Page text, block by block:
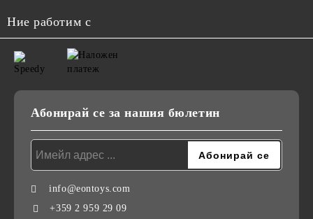
Ние работим с
Абонирай се за нашия бюлетин
info@eontoys.com
+359 2 959 29 09